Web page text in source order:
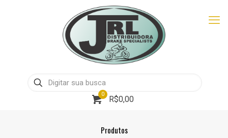
0
R$0,00
Produtos